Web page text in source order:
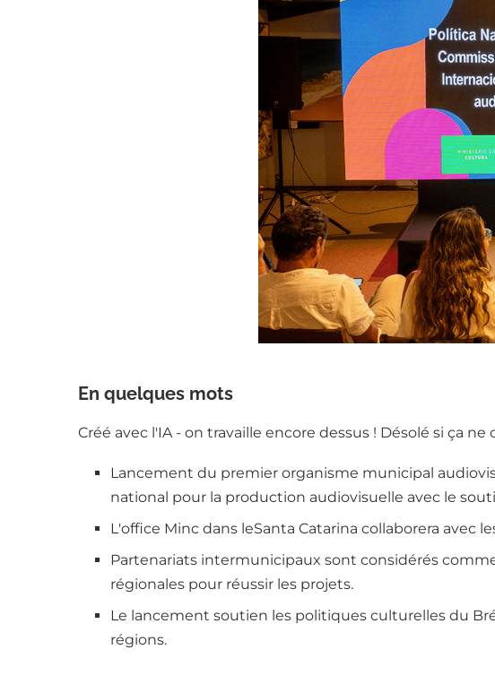
En quelques mots
Créé avec l'IA - on travaille encore dessus ! Désolé si ça
Lancement du premier organisme municipal
national pour la production audiovisuelle avec le
L'office Minc dans leSanta Catarina collaborera
Partenariats intermunicipaux sont considérés
régionales pour réussir les projets.
Le lancement soutien les politiques culturelles du
régions.